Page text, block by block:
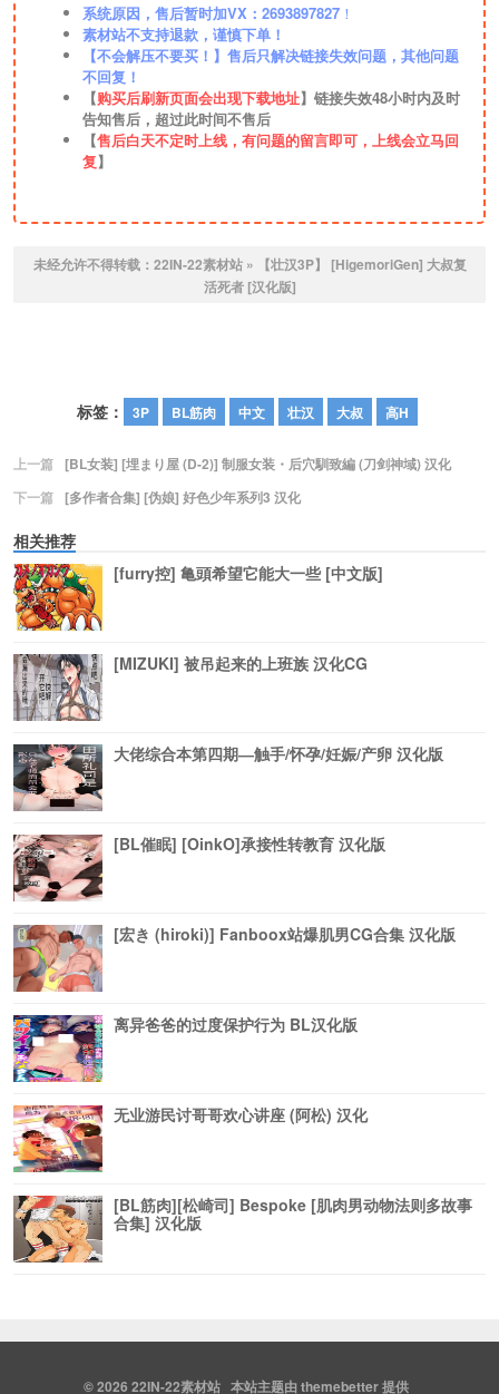
系统原因，售后暂时加VX：2693897827 ！
素材站不支持退款，谨慎下单！
【不会解压不要买！】售后只解决链接失效问题，其他问题
不回复！
【购买后刷新页面会出现下载地址】链接失效48小时内及时
告知售后，超过此时间不售后
【售后白天不定时上线，有问题的留言即可，上线会立马回
复】
未经允许不得转载： 22IN-22素材站»
【壮汉3P】 [HigemoriGen] 大叔复
活死者 [汉化版]
标签： 3P BL筋肉 中文 壮汉 大叔 高H
上一篇
[BL女装] [埋まり屋 (D-2)] 制服女装・后穴馴致編 (刀剑神域) 汉化
下一篇
[多作者合集] [伪娘] 好色少年系列3 汉化
相关推荐
[furry控] 亀頭希望它能大一些 [中文版]
[MIZUKI] 被吊起来的上班族 汉化CG
大佬综合本第四期―触手/怀孕/妊娠/产卵 汉化版
[BL催眠] [OinkO]承接性转教育 汉化版
[宏き (hiroki)] Fanboox站爆肌男CG合集 汉化版
离异爸爸的过度保护行为 BL汉化版
无业游民讨哥哥欢心讲座 (阿松) 汉化
[BL筋肉][松崎司] Bespoke [肌肉男动物法则多故事
合集] 汉化版
© 2026 22IN-22素材站 本站主题由themebetter提供